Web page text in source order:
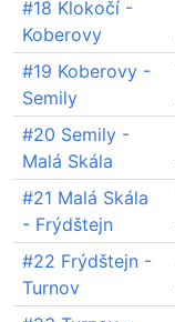
#18 Klokočí -
Koberovy
#19 Koberovy -
Semily
#20 Semily -
Malá Skála
#21 Malá Skála
- Frýdštejn
#22 Frýdštejn -
Turnov